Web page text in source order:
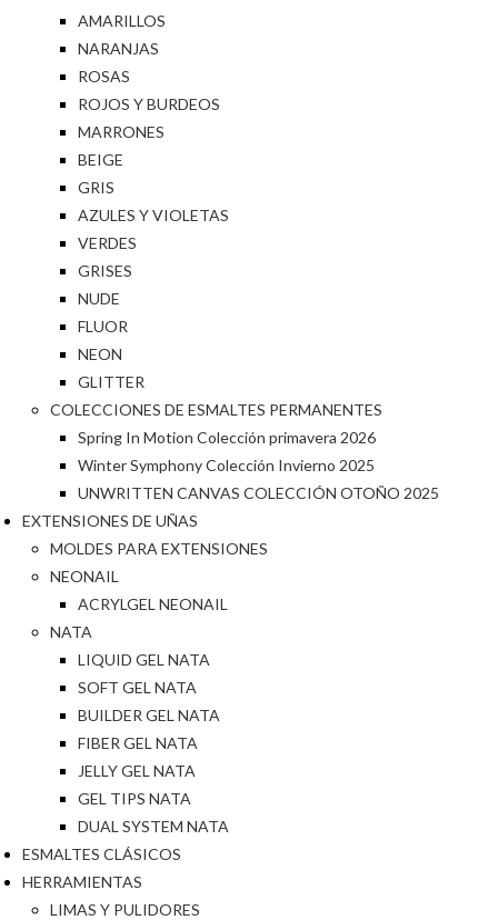
AMARILLOS
NARANJAS
ROSAS
ROJOS Y BURDEOS
MARRONES
BEIGE
GRIS
AZULES Y VIOLETAS
VERDES
GRISES
NUDE
FLUOR
NEON
GLITTER
COLECCIONES DE ESMALTES PERMANENTES
Spring In Motion Colección primavera 2026
Winter Symphony Colección Invierno 2025
UNWRITTEN CANVAS COLECCIÓN OTOÑO 2025
EXTENSIONES DE UÑAS
MOLDES PARA EXTENSIONES
NEONAIL
ACRYLGEL NEONAIL
NATA
LIQUID GEL NATA
SOFT GEL NATA
BUILDER GEL NATA
FIBER GEL NATA
JELLY GEL NATA
GEL TIPS NATA
DUAL SYSTEM NATA
ESMALTES CLÁSICOS
HERRAMIENTAS
LIMAS Y PULIDORES